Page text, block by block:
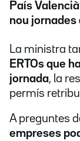
País Valencià
nou jornades
La ministra
ERTOs que
jornada, la
permís
A preguntes
empreses